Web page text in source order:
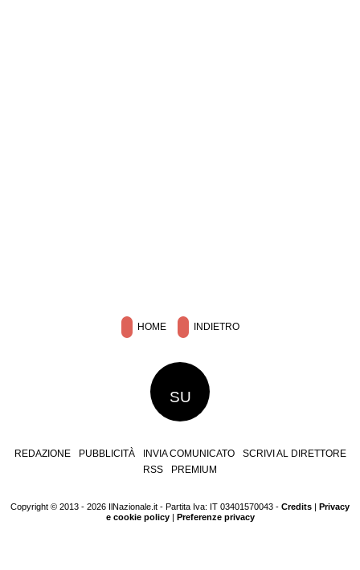
HOME INDIETRO
SU
REDAZIONE PUBBLICITÀ INVIA COMUNICATO
SCRIVI AL DIRETTORE
RSS
PREMIUM
Copyright © 2013 - 2026 IlNazionale.it - Partita Iva: IT 03401570043 - Credits | Privacy
e cookie policy| Preferenze privacy